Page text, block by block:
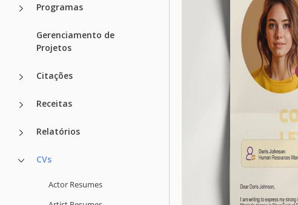
Programas
Gerenciamento de
Projetos
Citações
Receitas
Relatórios
CVs
Actor Resumes